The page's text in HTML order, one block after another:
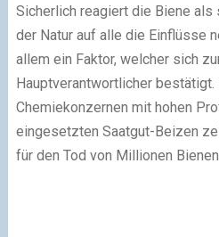
Sicherlich reagiert die Biene
der Natur auf alle die Einflüsse
allem ein Faktor, welcher sich
Hauptverantwortlicher bestätigt.
Chemiekonzernen mit hohen
eingesetzten Saatgut-Beizen
für den Tod von Millionen Bienen.